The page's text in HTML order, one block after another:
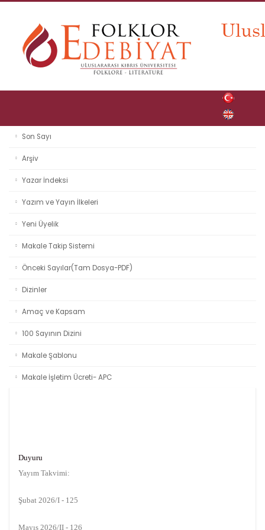
Son Sayı
Arşiv
Yazar İndeksi
Yazım ve Yayın İlkeleri
Yeni Üyelik
Makale Takip Sistemi
Önceki Sayılar(Tam Dosya-PDF)
Dizinler
Amaç ve Kapsam
100 Sayının Dizini
Makale Şablonu
Makale İşletim Ücreti- APC
Duyuru
Yayım Takvimi:
Şubat 2026/I - 125
Mayıs 2026/II - 126